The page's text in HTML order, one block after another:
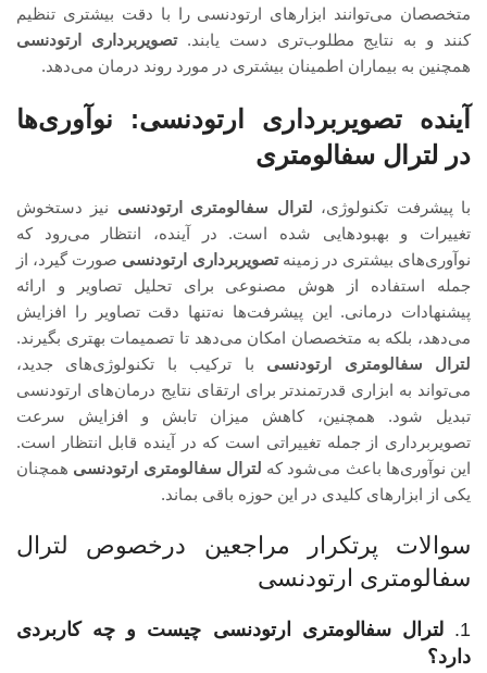
متخصصان می‌توانند ابزارهای ارتودنسی را با دقت بیشتری تنظیم
کنند و به نتایج مطلوب‌تری دست یابند.تصویربرداری ارتودنسی
همچنین به بیماران اطمینان بیشتری در مورد روند درمان می‌دهد.
آینده تصویربرداری ارتودنسی: نوآوری‌ها
در لترال سفالومتری
با پیشرفت تکنولوژی، لترال سفالومتری ارتودنسی نیز دستخوش
تغییرات و بهبودهایی شده است. در آینده، انتظار می‌رود که
نوآوری‌های بیشتری در زمینهتصویربرداری ارتودنسی صورت گیرد، از
جمله استفاده از هوش مصنوعی برای تحلیل تصاویر و ارائه
پیشنهادات درمانی. این پیشرفت‌ها نه‌تنها دقت تصاویر را افزایش
می‌دهد، بلکه به متخصصان امکان می‌دهد تا تصمیمات بهتری بگیرند.
لترال سفالومتری ارتودنسی با ترکیب با تکنولوژی‌های جدید،
می‌تواند به ابزاری قدرتمندتر برای ارتقای نتایج درمان‌های ارتودنسی
تبدیل شود. همچنین، کاهش میزان تابش و افزایش سرعت
تصویربرداری از جمله تغییراتی است که در آینده قابل انتظار است.
این نوآوری‌ها باعث می‌شود که لترال سفالومتری ارتودنسی همچنان
یکی از ابزارهای کلیدی در این حوزه باقی بماند.
سوالات پرتکرار مراجعین درخصوص لترال
سفالومتری ارتودنسی
1.
لترال سفالومتری ارتودنسی چیست و چه کاربردی
دارد؟